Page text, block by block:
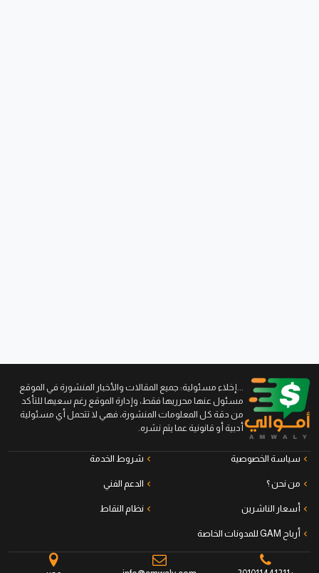
...إخلاء مسئولية: جميع المقالات والأخبار المنشورة في الموقع
مسئول عنها محرريها فقط، وإدارة الموقع رغم سعيها للتأكد
من دقة كل المعلومات المنشورة، فهي لا تتحمل أي مسئولية
أدبية أو قانونية عما يتم نشره.
سياسة الخصوصية شروط الخدمة
من نحن ؟ الدعم الفني
أسعار الناشرين نظام النقاط
أرباح GAM للمدونات الخاصة